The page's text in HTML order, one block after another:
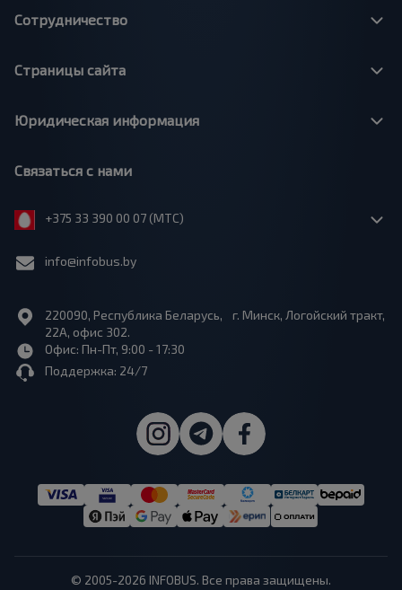
Сотрудничество
Страницы сайта
Юридическая информация
Связаться с нами
+375 33 390 00 07 (МТС)
info@infobus.by
220090, Республика Беларусь, г. Минск, Логойский тракт,
22А, офис 302.
Офис: Пн-Пт, 9:00 - 17:30
Поддержка: 24/7
© 2005-2026 INFOBUS. Все права защищены.